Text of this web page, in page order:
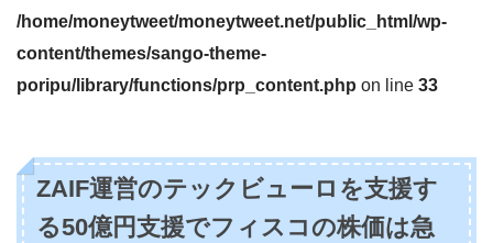
/home/moneytweet/moneytweet.net/public_html/wp-
content/themes/sango-theme-
poripu/library/functions/prp_content.php on line 33
ZAIF運営のテックビューロを支援す
る50億円支援でフィスコの株価は急